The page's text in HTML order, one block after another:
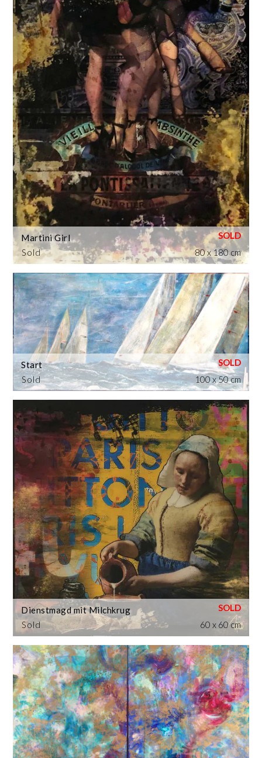
Sold
Martini Girl
80 x 180 cm
Sold
Start
100 x 50 cm
Sold
Dienstmagd mit Milchkrug
60 x 60 cm